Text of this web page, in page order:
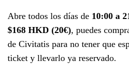
Abre todos los días de 10:00 a
$168 HKD (20€), puedes
de Civitatis para no tener que
ticket y llevarlo ya reservado.